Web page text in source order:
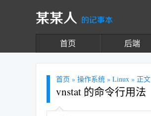
某某人 的记事本
首页 后端
首页 » 操作系统 » Linux » 正文
vnstat 的命令行用法